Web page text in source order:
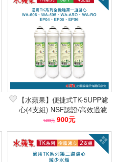
【水蘋果】便捷式TK-5UPP濾
心(4支組) NSF認證/高效過濾
10吋淨水器濾芯 快速到貨
1400元 900元